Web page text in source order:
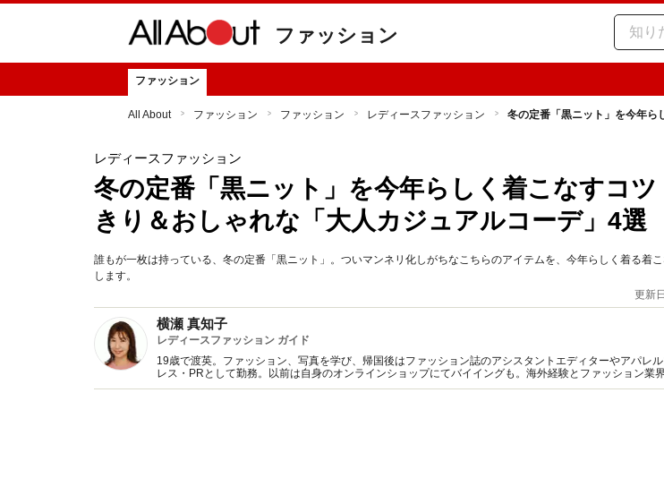
ファッション
ファッション
All About ファッション ファッション レディースファッション 冬の定番「黒ニット」を今年ら
レディースファッション
冬の定番「黒ニット」を今年らしく着こなすコツ
きり＆おしゃれな「大人カジュアルコーデ」4選
誰もが一枚は持っている、冬の定番「黒ニット」。ついマンネリ化しがちなこちらのアイテムを、今年らしく着る着
します。
更新
横瀬 真知子
レディースファッション ガイド
19歳で渡英。ファッション、写真を学び、帰国後はファッション誌のアシスタントエディターやアパレ
レス・PRとして勤務。以前は自身のオンラインショップにてバイイングも。海外経験とファッション業
得た知識をもとに、フレッシュなファッション情報をご提供します。